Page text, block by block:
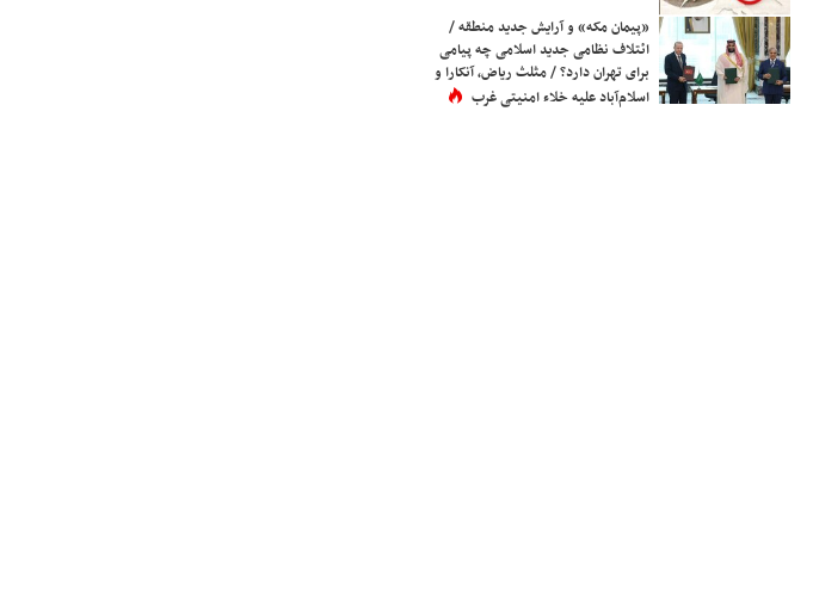
«پیمان مکه» و آرایش جدید منطقه /
ائتلاف نظامی جدید اسلامی چه پیامی
برای تهران دارد؟ / مثلث ریاض، آنکارا و
اسلام‌آباد علیه خلاء امنیتی غرب